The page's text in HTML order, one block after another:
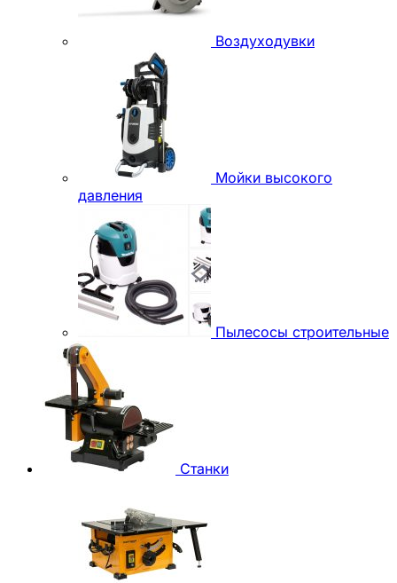
Воздуходувки
Мойки высокого
давления
Пылесосы строительные
Станки